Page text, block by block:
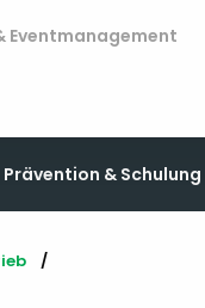
Eventmanagement
Prävention & Schulung